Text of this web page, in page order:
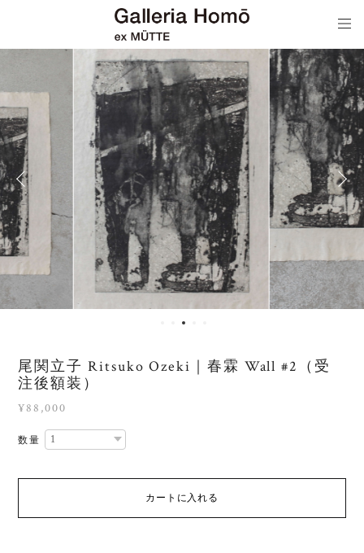
尾関立子 Ritsuko Ozeki｜春霖 Wall #2（受
注後額装）
¥88,000
数量
カートに入れる